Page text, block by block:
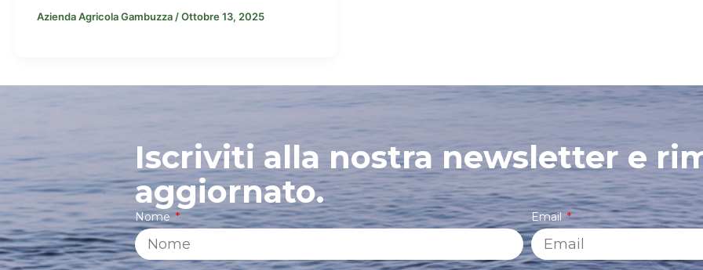
Azienda Agricola Gambuzza/Ottobre 13, 2025
Iscriviti alla nostra newsletter e
aggiornato.
Nome Email